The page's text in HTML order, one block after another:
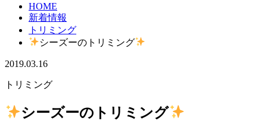
HOME
新着情報
トリミング
シーズーのトリミング
2019.03.16
トリミング
シーズーのトリミング